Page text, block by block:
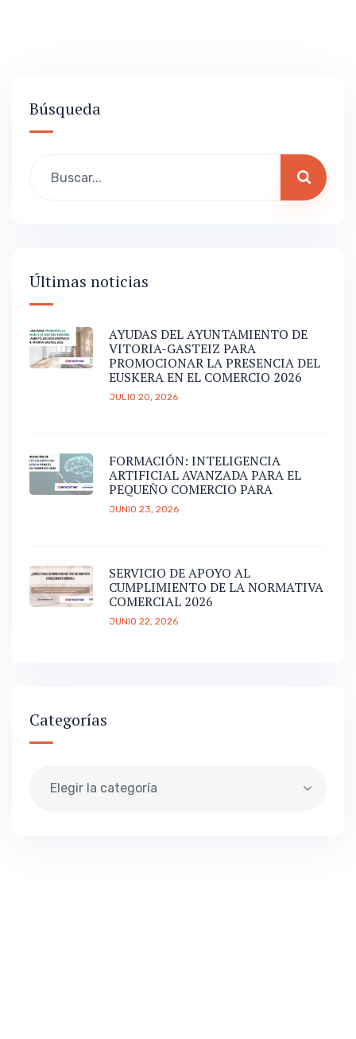
Búsqueda
Últimas noticias
AYUDAS DEL AYUNTAMIENTO DE
VITORIA-GASTEIZ PARA
PROMOCIONAR LA PRESENCIA DEL
EUSKERA EN EL COMERCIO 2026
JULIO 20, 2026
FORMACIÓN: INTELIGENCIA
ARTIFICIAL AVANZADA PARA EL
PEQUEÑO COMERCIO PARA
JUNIO 23, 2026
SERVICIO DE APOYO AL
CUMPLIMIENTO DE LA NORMATIVA
COMERCIAL 2026
JUNIO 22, 2026
Categorías
Elegir la categoría